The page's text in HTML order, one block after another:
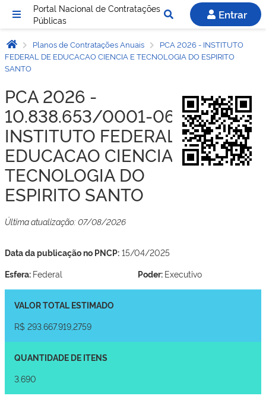
Portal Nacional de Contratações
Públicas
Entrar
Planos de Contratações Anuais
PCA 2026 - INSTITUTO
FEDERAL DE EDUCACAO CIENCIA E TECNOLOGIA DO ESPIRITO
SANTO
PCA 2026 -
10.838.653/0001-06 -
INSTITUTO FEDERAL DE
EDUCACAO CIENCIA E
TECNOLOGIA DO
ESPIRITO SANTO
Última atualização: 07/08/2026
Data da publicação no PNCP: 15/04/2025
Esfera: Federal Poder: Executivo
VALOR TOTAL ESTIMADO
R$ 293.667.919,2759
QUANTIDADE DE ITENS
3.690